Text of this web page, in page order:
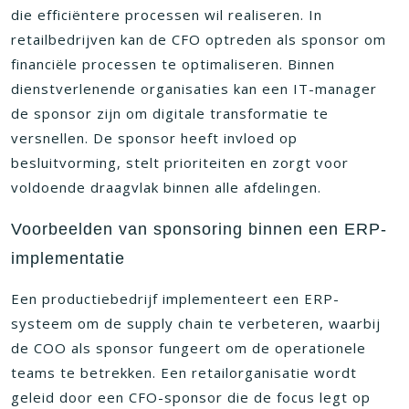
die efficiëntere processen wil realiseren. In
retailbedrijven kan de CFO optreden als sponsor om
financiële processen te optimaliseren. Binnen
dienstverlenende organisaties kan een IT-manager
de sponsor zijn om digitale transformatie te
versnellen. De sponsor heeft invloed op
besluitvorming, stelt prioriteiten en zorgt voor
voldoende draagvlak binnen alle afdelingen.
Voorbeelden van sponsoring binnen een ERP-
implementatie
Een productiebedrijf implementeert een ERP-
systeem om de supply chain te verbeteren, waarbij
de COO als sponsor fungeert om de operationele
teams te betrekken. Een retailorganisatie wordt
geleid door een CFO-sponsor die de focus legt op